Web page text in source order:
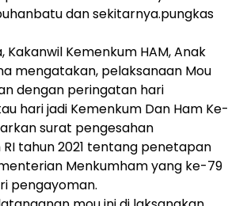
dan sekitarnya.pungkas
Kakanwil Kemenkum HAM, Anak
mengatakan, pelaksanaan Mou
dengan peringatan hari
hari jadi Kemenkum Dan Ham Ke-
surat pengesahan
tahun 2021 tentang penetapan
Menkumham yang ke-79
pengayoman.